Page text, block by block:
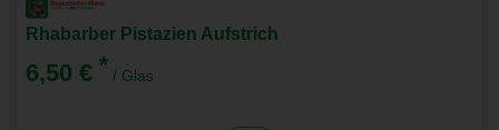
Rhabarber Pistazien Aufstrich
6,50 € * / Glas